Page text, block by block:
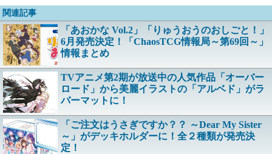
関連記事
「あおかな Vol.2」「りゅうおうのおしごと！」
6月発売決定！「ChaosTCG情報局～第69回～」
情報まとめ
TVアニメ第2期が放送中の人気作品「オーバー
ロード」から美麗イラストの「アルベド」がラ
バーマットに！
「ご注文はうさぎですか？？ ～Dear My Sister
～」がデッキホルダーに！全２種類が発売決
定！